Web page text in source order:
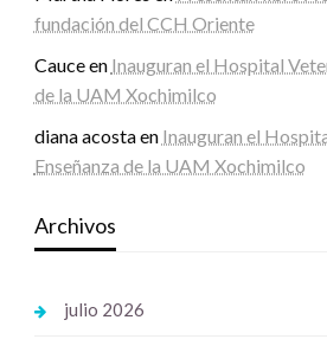
fundación del CCH Oriente
Cauceen Inauguran el Hospital
de la UAM Xochimilco
diana acostaen Inauguran el
Enseñanza de la UAM Xochimilco
Archivos
julio 2026